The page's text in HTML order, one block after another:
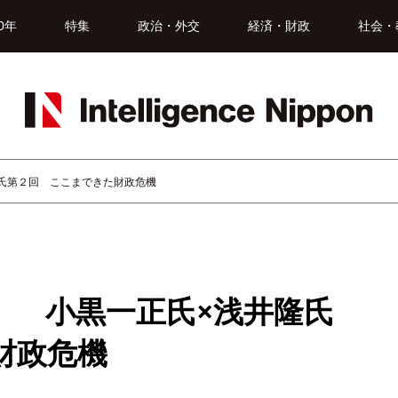
年 特集 政治・外交 経済・財政 社会・
第２回 ここまできた財政危機
小黒一正氏×浅井隆氏
政危機